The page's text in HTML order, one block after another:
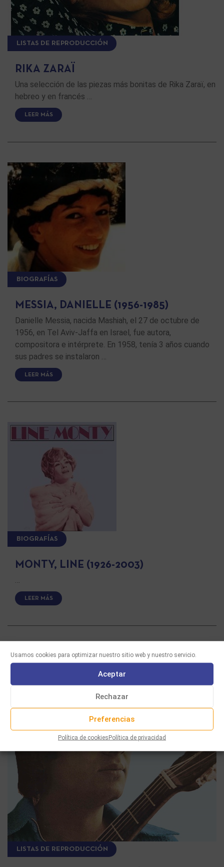
Usamos cookies para optimizar nuestro sitio web y nuestro servicio.
Aceptar
Rechazar
Preferencias
Política de cookiesPolítica de privacidad
LISTAS DE REPRODUCCIÓN
RIKA ZARAÏ
Una selección de las piezas más bonitas de Rika Zaraï, en
hebreo y en francés …
LEER MÁS
BIOGRAFÍAS
MESSIA, DANIELLE (1956-1985)
Danielle Messia, nacida Mashiah, el 27 de octubre de
1956, en Tel Aviv-Jaffa en Israel, fue autora,
compositora e intérprete. En 1958, tenía 3 años cuando
sus padres se instalaron …
LEER MÁS
BIOGRAFÍAS
MONTY, LINE (1926-2003)
…
LEER MÁS
LISTAS DE REPRODUCCIÓN